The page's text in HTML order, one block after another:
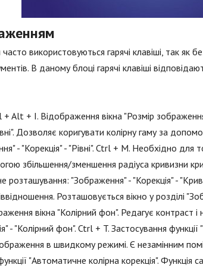
використовуються гарячі клавіші, так
В даному блоці гарячі клавіші
Alt + I. Відображення вікна "Розмір
Дозволяє коригувати колірну гаму за
- "Корекція" - "Рівні". Ctrl + M. Необхідно для
збільшення/зменшення радіуса кривизни
розташування: "Зображення" - "Корекція" -
Розташовується вікно у розділі
вікна "Колірний фон". Редагує контраст і
- "Колірний фон". Ctrl + T. Застосування
в швидкому режимі. Є незамінним
"Автоматичне колірна корекція". Функція